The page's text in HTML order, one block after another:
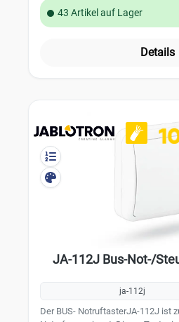
Tresore, Kunstwerke etc. Dieser
Bewegen, Erschüttern und
Tresormelder geeignet.
12 V (9 - 15 V) Stromverbrauch: 5
55 x 16 mm
Betriebstemperatur: -10 bis 40 °C
gemäß EN 50131-1, CLC/TS
55022 EAN 8594052539189
43 Artikel auf Lager
Details
JA-112J Bus-Not-/
ja-112j
Der BUS- NotruftasterJA-112J ist